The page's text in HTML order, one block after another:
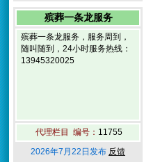
殡葬一条龙服务
殡葬一条龙服务，服务周到，
随叫随到，24小时服务热线：
13945320025
代理栏目 编号： 11755
2026年7月22日发布 反馈